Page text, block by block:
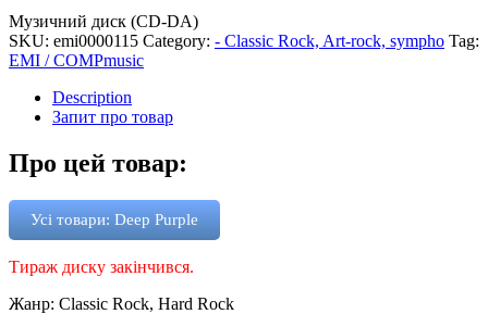
Музичний диск (CD-DA)
SKU: emi0000115 Category: - Classic Rock, Art-rock, sympho Tag:
EMI / COMPmusic
Description
Запит про товар
Про цей товар:
Усі товари: Deep Purple
Тираж диску закінчився.
Жанр: Classic Rock, Hard Rock